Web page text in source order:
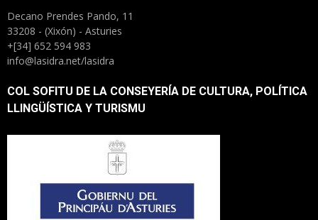
Decano Prendes Pando, 11
33208 - (Xixón) - Asturies
+[34] 652 594 983
info@lasidra.net/lasidra
COL SOFITU DE LA CONSEYERÍA DE CULTURA, POLÍTICA
LLINGÜÍSTICA Y TURISMU